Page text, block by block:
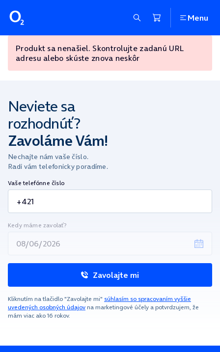
Menu
Produkt sa nenašiel. Skontrolujte zadanú URL
adresu alebo skúste znova neskôr
Neviete sa
rozhodnúť?
Zavoláme Vám!
Nechajte nám vaše číslo.
Radi vám telefonicky poradíme.
Vaše telefónne číslo
Kedy máme zavolať?
Zavolajte mi
Kliknutím na tlačidlo "Zavolajte mi" súhlasím so spracovaním vyššie
uvedených osobných údajovna marketingové účely a potvrdzujem, že
mám viac ako 16 rokov.